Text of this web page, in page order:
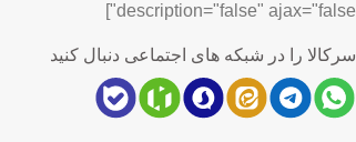
description="false" ajax="false"]
سرکالا را در شبکه های اجتماعی دنبال کنید